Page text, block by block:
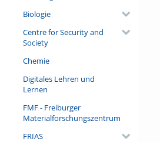
Biologie
Centre for Security and
Society
Chemie
Digitales Lehren und
Lernen
FMF - Freiburger
Materialforschungszentrum
FRIAS